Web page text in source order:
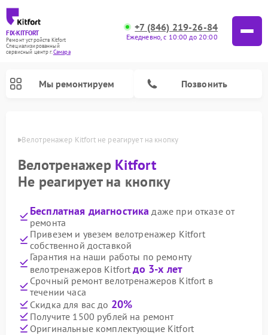
FIX-KITFORT
Ремонт устройств Kitfort
Специализированный
cервисный центр г.Самара
+7 (846) 219-26-84
Ежедневно, с 10:00 до 20:00
Мы ремонтируем Позвонить
Велотренажер Kitfort не реагирует на кнопку
Велотренажер Kitfort
Не реагирует на кнопку
Бесплатная диагностика даже при отказе от
ремонта
Привезем и увезем велотренажер Kitfort
собственной доставкой
Гарантия на наши работы по ремонту
велотренажеров Kitfortдо 3-х лет
Срочный ремонт велотренажеров Kitfort в
течении часа
Скидка для вас до 20%
Получите 1500 рублей на ремонт
Оригинальные комплектующие Kitfort